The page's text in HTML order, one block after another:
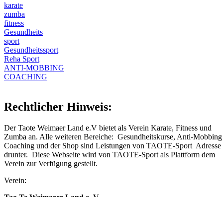
karate
zumba
fitness
Gesundheits
sport
Gesundheitssport
Reha Sport
ANTI-MOBBING
COACHING
Rechtlicher Hinweis:
Der Taote Weimaer Land e.V bietet als Verein Karate, Fitness und
Zumba an. Alle weiteren Bereiche: Gesundheitskurse, Anti-
Coaching und der Shop sind Leistungen von TAOTE-Sport Adresse
drunter. Diese Webseite wird von TAOTE-Sport als Plattform dem
Verein zur Verfügung gestellt.
Verein: